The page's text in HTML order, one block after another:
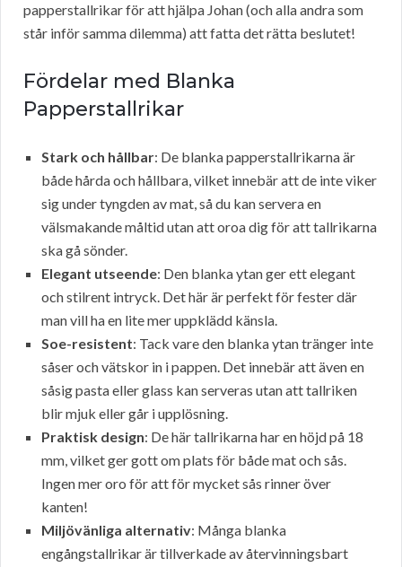
papperstallrikar för att hjälpa Johan (och alla andra som
står inför samma dilemma) att fatta det rätta beslutet!
Fördelar med Blanka
Papperstallrikar
Stark och hållbar: De blanka papperstallrikarna är
både hårda och hållbara, vilket innebär att de inte viker
sig under tyngden av mat, så du kan servera en
välsmakande måltid utan att oroa dig för att tallrikarna
ska gå sönder.
Elegant utseende: Den blanka ytan ger ett elegant
och stilrent intryck. Det här är perfekt för fester där
man vill ha en lite mer uppklädd känsla.
Soe-resistent: Tack vare den blanka ytan tränger inte
såser och vätskor in i pappen. Det innebär att även en
såsig pasta eller glass kan serveras utan att tallriken
blir mjuk eller går i upplösning.
Praktisk design: De här tallrikarna har en höjd på 18
mm, vilket ger gott om plats för både mat och sås.
Ingen mer oro för att för mycket sås rinner över
kanten!
Miljövänliga alternativ: Många blanka
engångstallrikar är tillverkade av återvinningsbart